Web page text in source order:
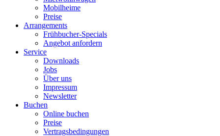
Mobilheime
Preise
Arrangements
Frühbucher-Specials
Angebot anfordern
Service
Downloads
Jobs
Über uns
Impressum
Newsletter
Buchen
Online buchen
Preise
Vertragsbedingungen